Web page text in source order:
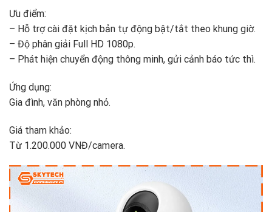
Ưu điểm:
– Hỗ trợ cài đặt kịch bản tự động bật/tắt theo khung giờ.
– Độ phân giải Full HD 1080p.
– Phát hiện chuyển động thông minh, gửi cảnh báo tức thì.
Ứng dụng:
Gia đình, văn phòng nhỏ.
Giá tham khảo:
Từ 1.200.000 VNĐ/camera.